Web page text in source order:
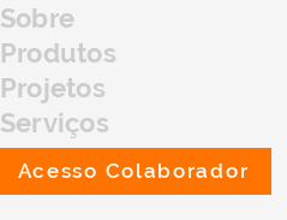
Sobre
Produtos
Projetos
Serviços
Fale Conosco
Acesso Colaborador